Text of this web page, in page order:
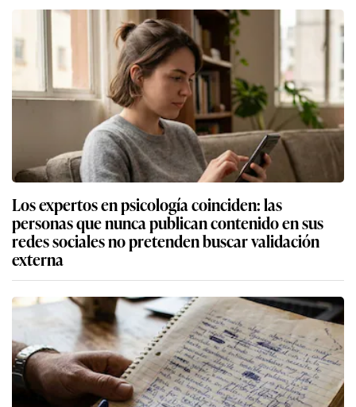
Los expertos en psicología coinciden: las
personas que nunca publican contenido en sus
redes sociales no pretenden buscar validación
externa